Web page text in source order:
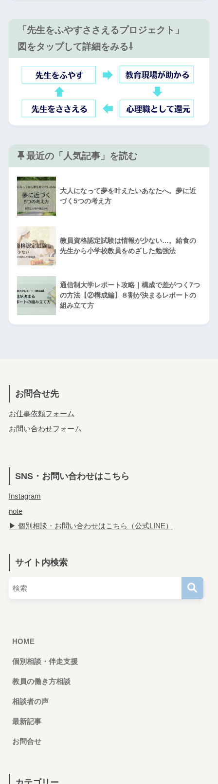
「先生をふやすささえるプロジェクト」
図をタップして詳細をみる⇩
最近の「人気記事」を読む
大人になって夢を叶えたいあなたへ。夢に近
づく5つの考え方
教員資格認定試験は情報が少ない…。給食の
先生から小学校教員をめざした勉強法
通信制大学レポート攻略｜構成で差がつく7つ
の方法【②構成編】８割が決まるレポートの
組み立て方
お問合せ先
お仕事依頼フォーム
お問い合わせフォーム
SNS・お問い合わせはこちら
Instagram
note
▶ 個別相談・お問い合わせはこちら（公式LINE）
サイト内検索
HOME
個別相談・伴走支援
教員の働き方相談
相談者の声
最新記事
お問合せ